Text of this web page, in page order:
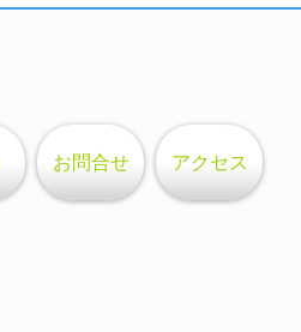
お問合せ アクセス